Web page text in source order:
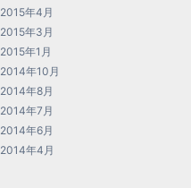
2015年4月
2015年3月
2015年1月
2014年10月
2014年8月
2014年7月
2014年6月
2014年4月